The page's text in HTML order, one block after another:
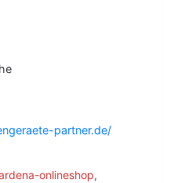
partner.de/
onlineshop,